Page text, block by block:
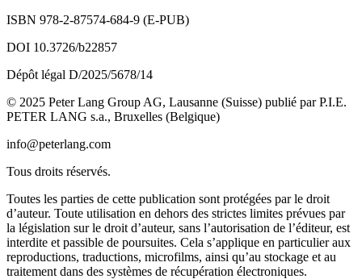
ISBN 978-2-87574-684-9 (E-PUB)
DOI 10.3726/b22857
Dépôt légal D/2025/5678/14
© 2025 Peter Lang Group AG, Lausanne (Suisse) publié par P.I.E.
PETER LANG s.a., Bruxelles (Belgique)
info@peterlang.com
Tous droits réservés.
Toutes les parties de cette publication sont protégées par le droit
d’auteur. Toute utilisation en dehors des strictes limites prévues par
la législation sur le droit d’auteur, sans l’autorisation de l’éditeur, est
interdite et passible de poursuites. Cela s’applique en particulier aux
reproductions, traductions, microfilms, ainsi qu’au stockage et au
traitement dans des systèmes de récupération électroniques.